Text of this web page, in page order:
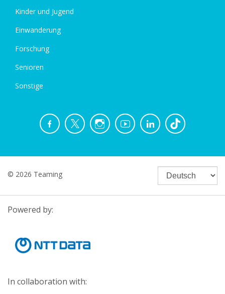
Kinder und Jugend
Einwanderung
Forschung
Senioren
Sonstige
© 2026 Teaming
Powered by:
In collaboration with: